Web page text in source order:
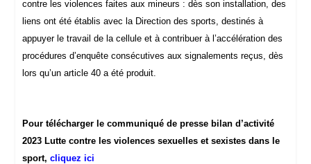
contre les violences faites aux mineurs : dès son installation, des
liens ont été établis avec la Direction des sports, destinés à
appuyer le travail de la cellule et à contribuer à l’accélération des
procédures d’enquête consécutives aux signalements reçus, dès
lors qu’un article 40 a été produit.
Pour télécharger le communiqué de presse bilan d’activité
2023 Lutte contre les violences sexuelles et sexistes dans le
sport, cliquez ici